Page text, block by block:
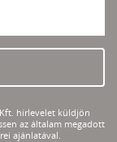
hírlevelet küldjön
az általam megadott
ajánlatával.